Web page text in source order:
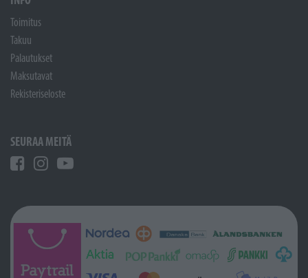
Toimitus
Takuu
Palautukset
Maksutavat
Rekisteriseloste
SEURAA MEITÄ